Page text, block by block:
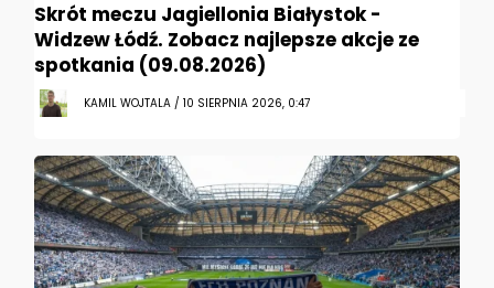
Skrót meczu Jagiellonia Białystok -
Widzew Łódź. Zobacz najlepsze akcje ze
spotkania (09.08.2026)
KAMIL WOJTALA / 10 SIERPNIA 2026, 0:47